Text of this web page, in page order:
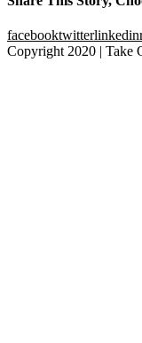
facebooktwitterlinkedin
Copyright 2020 | Take